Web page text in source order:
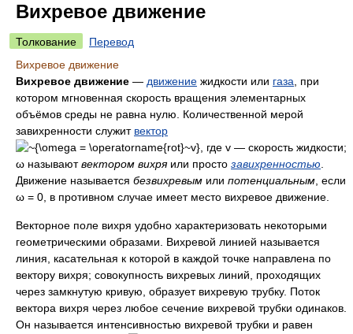
Вихревое движение
Толкование
Перевод
Вихревое движение
Вихревое движение — движение жидкости или газа , при
котором мгновенная скорость вращения элементарных
объёмов среды не равна нулю. Количественной мерой
завихренности служит вектор
, где v — скорость жидкости;
ω называютвектором вихряили просто завихренностью
Движение называется безвихревым или потенциальным , если
ω = 0, в противном случае имеет место вихревое движение.
Векторное поле вихря удобно характеризовать некоторыми
геометрическими образами. Вихревой линией называется
линия, касательная к которой в каждой точке направлена по
вектору вихря; совокупность вихревых линий, проходящих
через замкнутую кривую, образует вихревую трубку. Поток
вектора вихря через любое сечение вихревой трубки одинаков.
Он называется интенсивностью вихревой трубки и равен